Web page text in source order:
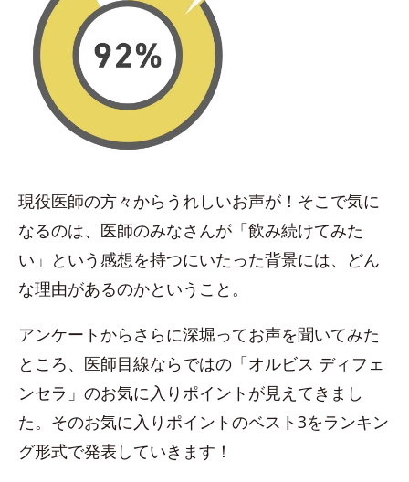
現役医師の方々からうれしいお声が！そこで気に
なるのは、医師のみなさんが「飲み続けてみた
い」という感想を持つにいたった背景には、どん
な理由があるのかということ。
アンケートからさらに深堀ってお声を聞いてみた
ところ、医師目線ならではの「オルビス ディフェ
ンセラ」のお気に入りポイントが見えてきまし
た。そのお気に入りポイントのベスト3をランキン
グ形式で発表していきます！